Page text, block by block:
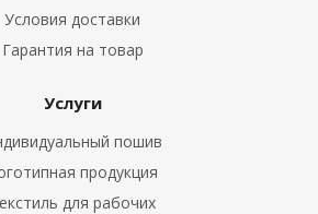
Условия доставки
Гарантия на товар
Услуги
пошив
продукция
для рабочих